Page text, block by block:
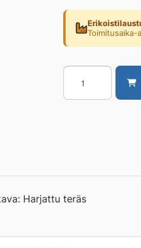
Toimitusaika-
Seinäkaivon
kansi
Geberit
määrä
Harjattu teräs